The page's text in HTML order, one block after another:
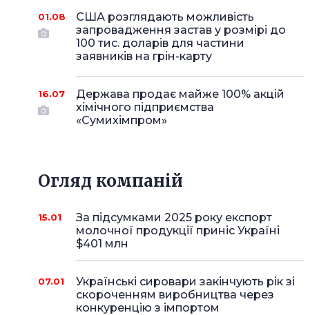
01.08
США розглядають можливість
запровадження застав у розмірі до
100 тис. доларів для частини
заявників на грін-карту
16.07
Держава продає майже 100% акцій
хімічного підприємства
«Сумихімпром»
Огляд компаній
15.01
За підсумками 2025 року експорт
молочної продукції приніс Україні
$401 млн
07.01
Українські сировари закінчують рік зі
скороченням виробництва через
конкуренцію з імпортом